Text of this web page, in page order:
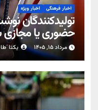
اخبار فرهنگی اخبار ویژه
تولیدکنندگان
حضوری یا
مرداد ۱۵, ۱۴۰۵ یکتا